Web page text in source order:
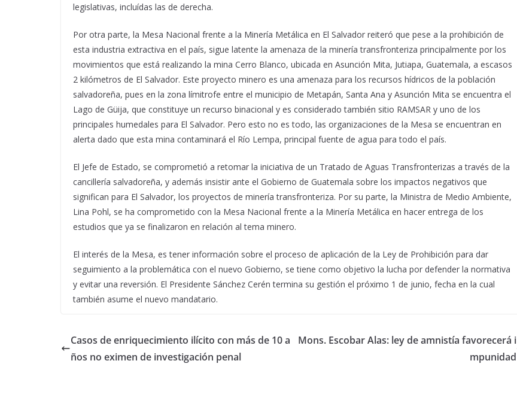
legislativas, incluídas las de derecha.
Por otra parte, la Mesa Nacional frente a la Minería Metálica en El Salvador reiteró que pese a la prohibición de
esta industria extractiva en el país, sigue latente la amenaza de la minería transfronteriza principalmente por los
movimientos que está realizando la mina Cerro Blanco, ubicada en Asunción Mita, Jutiapa, Guatemala, a escasos
2 kilómetros de El Salvador. Este proyecto minero es una amenaza para los recursos hídricos de la población
salvadoreña, pues en la zona límitrofe entre el municipio de Metapán, Santa Ana y Asunción Mita se encuentra el
Lago de Güija, que constituye un recurso binacional y es considerado también sitio RAMSAR y uno de los
principales humedales para El Salvador. Pero esto no es todo, las organizaciones de la Mesa se encuentran en
alerta dado que esta mina contaminará el Río Lempa, principal fuente de agua para todo el país.
El Jefe de Estado, se comprometió a retomar la iniciativa de un Tratado de Aguas Transfronterizas a través de la
cancillería salvadoreña, y además insistir ante el Gobierno de Guatemala sobre los impactos negativos que
significan para El Salvador, los proyectos de minería transfronteriza. Por su parte, la Ministra de Medio Ambiente,
Lina Pohl, se ha comprometido con la Mesa Nacional frente a la Minería Metálica en hacer entrega de los
estudios que ya se finalizaron en relación al tema minero.
El interés de la Mesa, es tener información sobre el proceso de aplicación de la Ley de Prohibición para dar
seguimiento a la problemática con el nuevo Gobierno, se tiene como objetivo la lucha por defender la normativa
y evitar una reversión. El Presidente Sánchez Cerén termina su gestión el próximo 1 de junio, fecha en la cual
también asume el nuevo mandatario.
Casos de enriquecimiento ilícito con más de 10 a
ños no eximen de investigación penal
Mons. Escobar Alas: ley de amnistía favorecerá i
mpunidad